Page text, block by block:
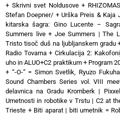
+ Skrivni svet Noldusove+
Stefan Doepner/ +Urška Preis & Kaja
kitarska šagra: Gino Lucente –
Summers live+ Joe Summers | The
Tristo tisoč duš na ljubljanskem gradu
Radio Tovarna+Cirkulacija 2:
uho in ALUO+C2 praktikum+ Program
+ “-O-” = Simon Svetlik, Ryuzo
Sound Chambers Series vol. VIII
delavnica na Gradu Kromberk |
Umetnosti in robotike v Trstu | C2 at
Trieste + Biti aparat | biti umetnik =